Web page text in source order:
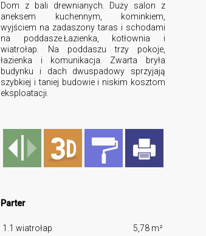
Dom z bali drewnianych. Duży salon z
aneksem kuchennym, kominkiem,
wyjściem na zadaszony taras i schodami
na poddasze.Łazienka, kotłownia i
wiatrołap. Na poddaszu trzy pokoje,
łazienka i komunikacja. Zwarta bryła
budynku i dach dwuspadowy sprzyjają
szybkiej i taniej budowie i niskim kosztom
eksploatacji.
Parter
1.1 wiatrołap
5,78 m²